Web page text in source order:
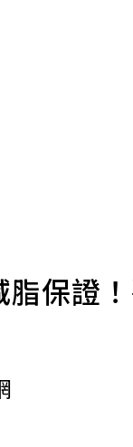
脂保證